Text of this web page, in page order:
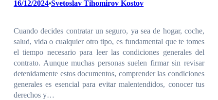
16/12/2024•Svetoslav Tihomirov Kostov
Cuando decides contratar un seguro, ya sea de hogar, coche,
salud, vida o cualquier otro tipo, es fundamental que te tomes
el tiempo necesario para leer las condiciones generales del
contrato. Aunque muchas personas suelen firmar sin revisar
detenidamente estos documentos, comprender las condiciones
generales es esencial para evitar malentendidos, conocer tus
derechos y…